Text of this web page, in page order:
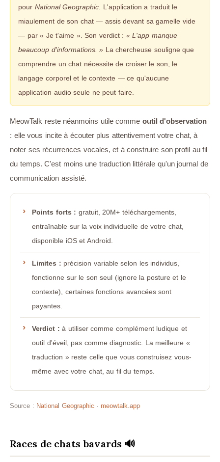
pour National Geographic . L'application a traduit le
miaulement de son chat — assis devant sa gamelle vide
— par « Je t'aime ». Son verdict : « L'app manque
beaucoup d'informations. » La chercheuse souligne que
comprendre un chat nécessite de croiser le son, le
langage corporel et le contexte — ce qu'aucune
application audio seule ne peut faire.
MeowTalk reste néanmoins utile comme outil d'observation
: elle vous incite à écouter plus attentivement votre chat, à
noter ses récurrences vocales, et à construire son profil au fil
du temps. C'est moins une traduction littérale qu'un journal de
communication assisté.
Points forts : gratuit, 20M+ téléchargements,
entraînable sur la voix individuelle de votre chat,
disponible iOS et Android.
Limites : précision variable selon les individus,
fonctionne sur le son seul (ignore la posture et le
contexte), certaines fonctions avancées sont
payantes.
Verdict : à utiliser comme complément ludique et
outil d'éveil, pas comme diagnostic. La meilleure «
traduction » reste celle que vous construisez vous-
même avec votre chat, au fil du temps.
Source : National Geographic · meowtalk.app
Races de chats bavards 🔊